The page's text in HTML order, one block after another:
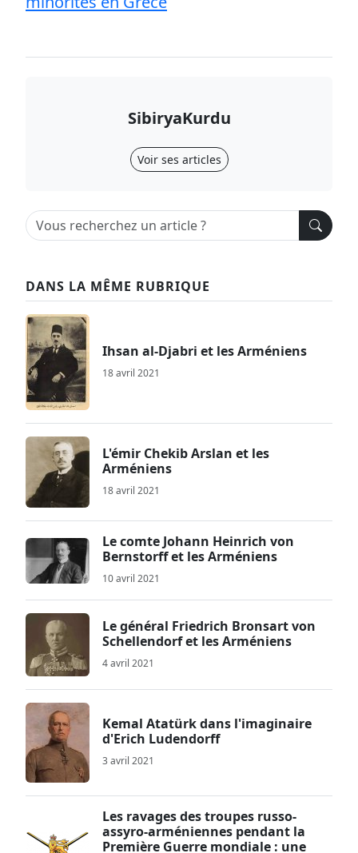
SibiryaKurdu
Voir ses articles
DANS LA MÊME RUBRIQUE
Ihsan al-Djabri et les Arméniens
18 avril 2021
L'émir Chekib Arslan et les
Arméniens
18 avril 2021
Le comte Johann Heinrich von
Bernstorff et les Arméniens
10 avril 2021
Le général Friedrich Bronsart von
Schellendorf et les Arméniens
4 avril 2021
Kemal Atatürk dans l'imaginaire
d'Erich Ludendorff
3 avril 2021
Les ravages des troupes russo-
assyro-arméniennes pendant la
Première Guerre mondiale : une